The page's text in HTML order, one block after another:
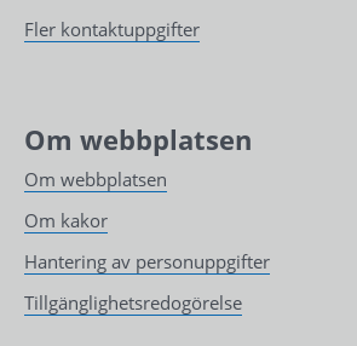
Fler kontaktuppgifter
Om webbplatsen
Om webbplatsen
Om kakor
Hantering av personuppgifter
Tillgänglighetsredogörelse